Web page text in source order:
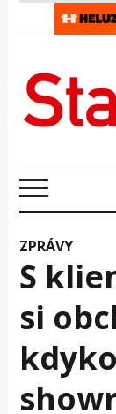
ZPRÁVY
S
si